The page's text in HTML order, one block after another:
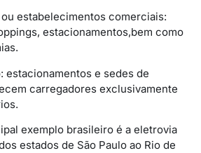
estabelecimentos comerciais:
estacionamentos,bem como
estacionamentos e sedes de
carregadores exclusivamente
exemplo brasileiro é a eletrovia
estados de São Paulo ao Rio de